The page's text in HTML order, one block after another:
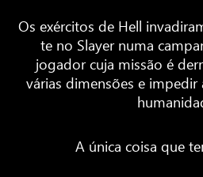
Os exércitos de Hell
te no Slayer numa
jogador cuja missão é
várias dimensões e
A única coisa que